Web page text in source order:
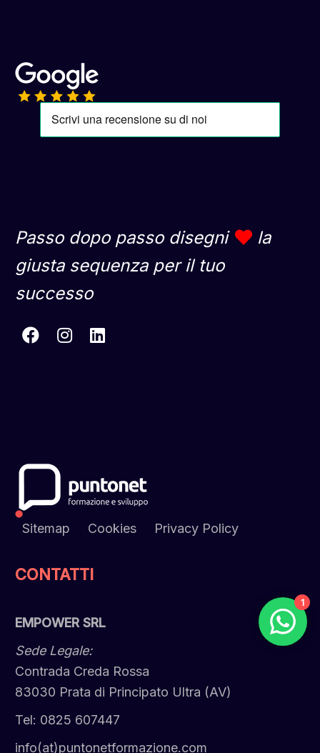
Passo dopo passo disegni
la
giusta sequenza per il tuo
successo
Sitemap Cookies Privacy Policy
CONTATTI
EMPOWER SRL
Sede Legale:
Contrada Creda Rossa
83030 Prata di Principato Ultra (AV)
Tel: 0825 607447
info(at)puntonetformazione.com
1